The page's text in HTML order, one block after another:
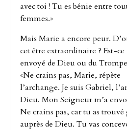
avec toi ! Tu es bénie entre
femmes.»
Mais Marie a encore peur.
cet être extraordinaire ? Est-
envoyé de Dieu ou du
«Ne crains pas, Marie, répète
l’archange. Je suis Gabriel,
Dieu. Mon Seigneur m’a
Ne crains pas, car tu as trouvé
auprès de Dieu. Tu vas